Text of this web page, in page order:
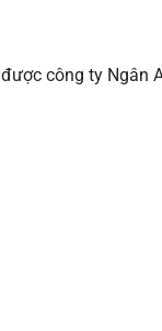
được công ty Ngân